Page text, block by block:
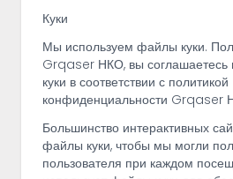
Куки
Мы используем файлы куки.
Grqaser НКО, вы соглашаетесь
куки в соответствии с политикой
конфиденциальности Grqaser
Большинство интерактивных
файлы куки, чтобы мы могли
пользователя при каждом